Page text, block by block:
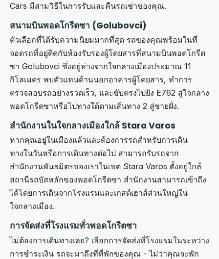
Cars มีสามวิธีในการรับและคืนรถเช่าของคุณ.
สนามบินพอดโกรีตซา (Golubovci)
ตัวเลือกที่ได้รับความนิยมมากที่สุด รถของคุณพร้อมในที่
จอดรถที่อยู่ติดกับห้องรับรองผู้โดยสารที่สนามบินพอดโกรีต
ซา Golubovci ซึ่งอยู่ห่างจากใจกลางเมืองประมาณ 11
กิโลเมตร พบตัวแทนด้านนอกอาคารผู้โดยสาร, ทำการ
ตรวจสอบรถอย่างรวดเร็ว, และขับตรงไปยัง E762 สู่ใจกลาง
พอดโกรีตซาหรือไปทางใต้ตามเส้นทาง 2 สู่ชายฝั่ง.
สำนักงานในใจกลางเมืองใกล้ Stara Varos
หากคุณอยู่ในเมืองแล้วและต้องการรถสำหรับการเดิน
ทางในวันหรือการเดินทางต่อไป สามารถรับรถจาก
สำนักงานพันธมิตรของเราในเขต Stara Varos ตั้งอยู่ใกล้
สถานีรถบัสหลักของพอดโกรีตซา สำนักงานสามารถเข้าถึง
ได้โดยการเดินจากโรงแรมและเกสต์เฮาส์ส่วนใหญ่ใน
ใจกลางเมือง.
การจัดส่งที่โรงแรมทั่วพอดโกรีตซา
ไม่ต้องการเดินทางเลย? เลือกการจัดส่งที่โรงแรมในระหว่าง
การชำระเงิน รถจะมาถึงที่ที่พักของคุณ - ไม่ว่าคุณจะพัก